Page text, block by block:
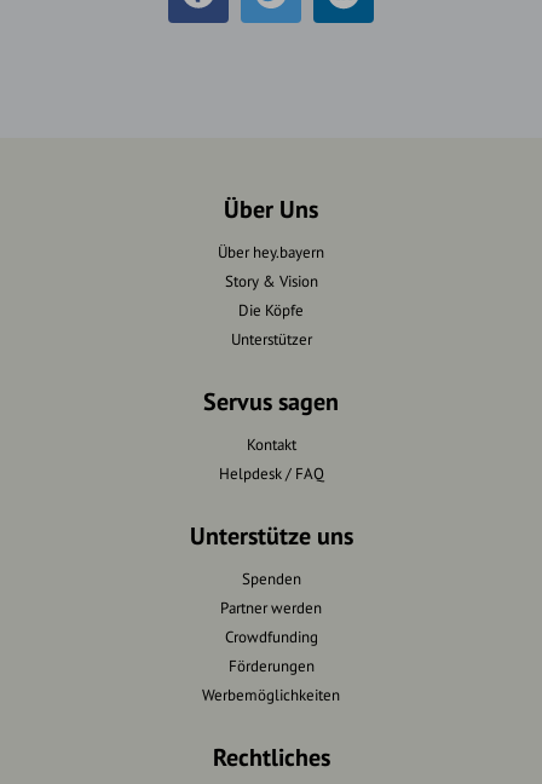
Über Uns
Über hey.bayern
Story & Vision
Die Köpfe
Unterstützer
Servus sagen
Kontakt
Helpdesk / FAQ
Unterstütze uns
Spenden
Partner werden
Crowdfunding
Förderungen
Werbemöglichkeiten
Rechtliches